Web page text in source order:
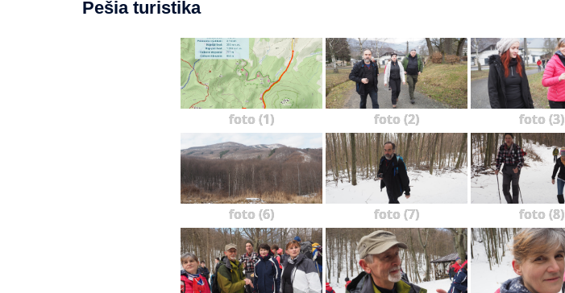
Pešia turistika
foto (1) foto (2) foto (3)
foto (6) foto (7) foto (8)